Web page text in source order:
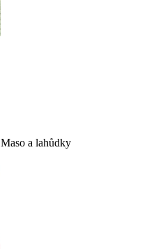
Maso a lahůdky